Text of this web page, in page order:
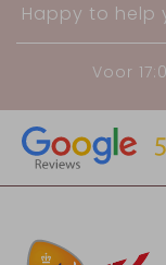
Happy to help
Voor